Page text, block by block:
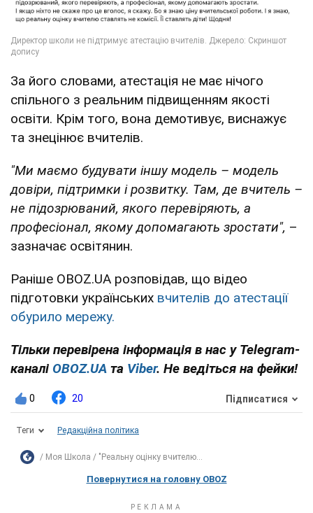
За його словами, атестація не має нічого
спільного з реальним підвищенням якості
освіти. Крім того, вона демотивує, виснажує
та знецінює вчителів.
"Ми маємо будувати іншу модель – модель
довіри, підтримки і розвитку. Там, де вчитель –
не підозрюваний, якого перевіряють, а
професіонал, якому допомагають зростати", –
зазначає освітянин.
Раніше OBOZ.UA розповідав, що відео
підготовки українських вчителів до атестації
обурило мережу.
Тільки перевірена інформація в нас у Telegram-
каналі OBOZ.UA та Viber. Не ведіться на фейки!
0 20 Підписатися
Теги Редакційна політика
Моя Школа "Реальну оцінку вчителю...
Повернутися на головну OBOZ